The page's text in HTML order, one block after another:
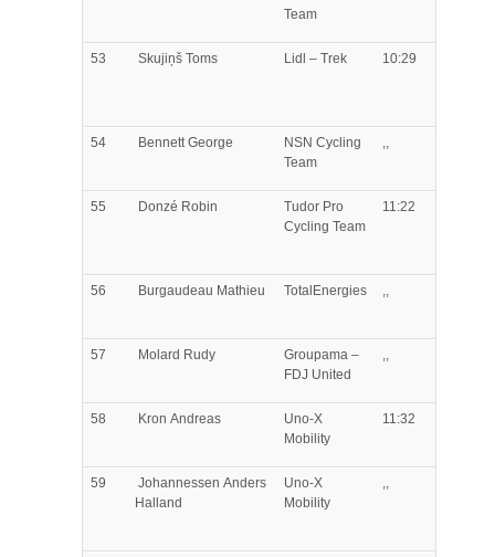
Team
53 Skujiņš Toms Lidl – Trek 10:29
54 BennettGeorge
NSN Cycling
Team
,,
55 Donzé Robin
Tudor Pro
Cycling Team
11:22
56 Burgaudeau Mathieu TotalEnergies ,,
57 Molard Rudy
Groupama –
FDJ United
,,
58 Kron Andreas
Uno-X
Mobility
11:32
59 Johannessen Anders
Halland
Uno-X
Mobility
,,